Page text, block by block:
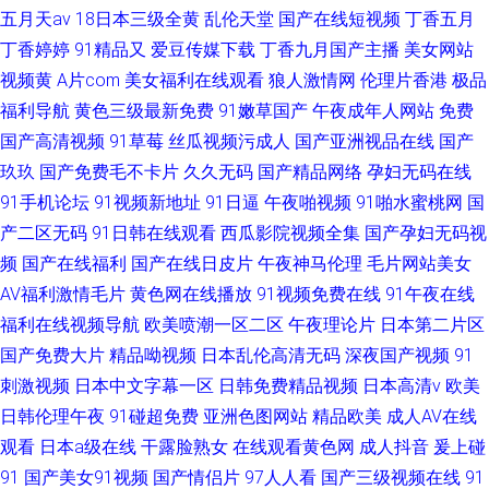
五月天av 18日本三级全黄 乱伦天堂 国产在线短视频 丁香五月
丁香婷婷 91精品又 爱豆传媒下载 丁香九月国产主播 美女网站
视频黄 A片com 美女福利在线观看 狼人激情网 伦理片香港 极品
福利导航 黄色三级最新免费 91嫩草国产 午夜成年人网站 免费
国产高清视频 91草莓 丝瓜视频污成人 国产亚洲视品在线 国产
玖玖 国产免费毛不卡片 久久无码 国产精品网络 孕妇无码在线
91手机论坛 91视频新地址 91日逼 午夜啪视频 91啪水蜜桃网 国
产二区无码 91日韩在线观看 西瓜影院视频全集 国产孕妇无码视
频 国产在线福利 国产在线日皮片 午夜神马伦理 毛片网站美女
AV福利激情毛片 黄色网在线播放 91视频免费在线 91午夜在线
福利在线视频导航 欧美喷潮一区二区 午夜理论片 日本第二片区
国产免费大片 精品呦视频 日本乱伦高清无码 深夜国产视频 91
刺激视频 日本中文字幕一区 日韩免费精品视频 日本高清v 欧美
日韩伦理午夜 91碰超免费 亚洲色图网站 精品欧美 成人AV在线
观看 日本a级在线 干露脸熟女 在线观看黄色网 成人抖音 爰上碰
91 国产美女91视频 国产情侣片 97人人看 国产三级视频在线 91